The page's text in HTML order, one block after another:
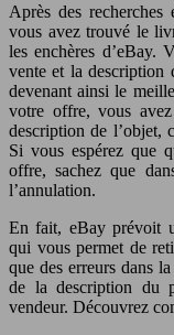
Après des
vous avez trouvé le
les enchères d’eBay.
vente et la description
devenant ainsi le
votre offre, vous
description de l’objet,
Si vous espérez que
offre, sachez que
l’annulation.
En fait, eBay prévoit
qui vous permet de
que des erreurs dans
de la description du
vendeur. Découvrez